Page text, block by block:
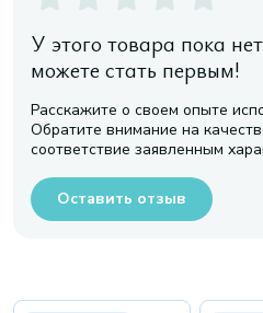
У этого товара пока
можете стать первым!
Расскажите о своем опыте
Обратите внимание на
соответствие заявленным
Оставить отзыв